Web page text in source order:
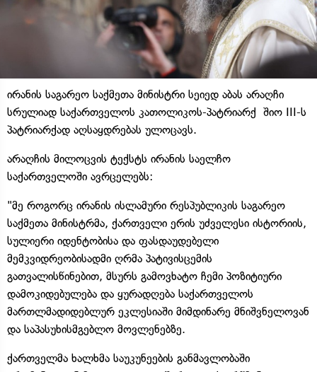
ირანის საგარეო საქმეთა მინისტრი სეიედ აბას არაღჩი
სრულიად საქართველოს კათოლიკოს-პატრიარქ შიო III-ს
პატრიარქად აღსაყდრებას ულოცავს.
არაღჩის მილოცვის ტექსტს ირანის საელჩო
საქართველოში ავრცელებს:
"მე როგორც ირანის ისლამური რესპუბლიკის საგარეო
საქმეთა მინისტრმა, ქართველი ერის უძველესი ისტორიის,
სულიერი იდენტობისა და ფასდაუდებელი
მემკვიდრეობისადმი ღრმა პატივისცემის
გათვალისწინებით, მსურს გამოვხატო ჩემი პოზიტიური
დამოკიდებულება და ყურადღება საქართველოს
მართლმადიდებლურ ეკლესიაში მიმდინარე მნიშვნელოვან
და საპასუხისმგებლო მოვლენებზე.
ქართველმა ხალხმა საუკუნეების განმავლობაში